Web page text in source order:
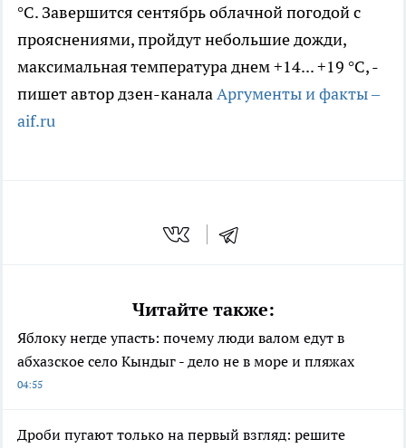
°С. Завершится сентябрь облачной погодой с
прояснениями, пройдут небольшие дожди,
максимальная температура днем +14... +19 °С, -
пишет автор дзен-каналаАргументы и факты –
aif.ru
Читайте также:
Яблоку негде упасть: почему люди валом едут в
абхазское село Кындыг - дело не в море и пляжах
04:55
Дроби пугают только на первый взгляд: решите